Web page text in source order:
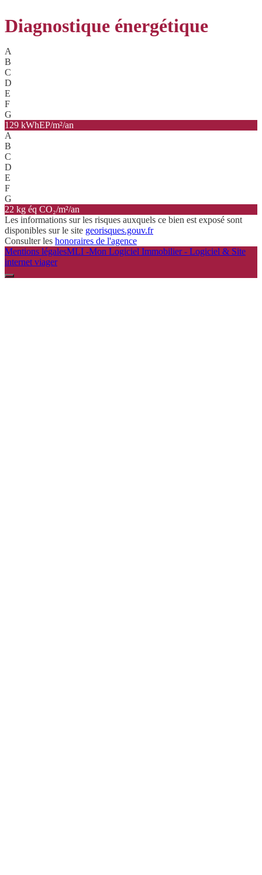
Diagnostique énergétique
A
B
C
D
E
F
G
129 kWhEP/m²/an
A
B
C
D
E
F
G
22 kg éq CO₂/m²/an
Les informations sur les risques auxquels ce bien est exposé sont
disponibles sur le site georisques.gouv.fr
Consulter les honoraires de l'agence
Mentions légalesMLI -Mon Logiciel Immobilier - Logiciel & Site
internet viager